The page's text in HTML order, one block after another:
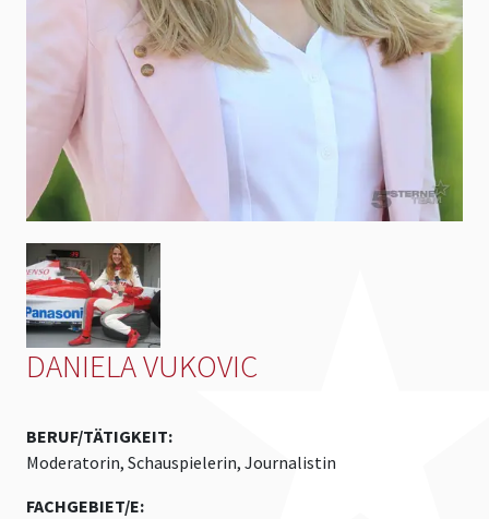
DANIELA VUKOVIC
BERUF/TÄTIGKEIT:
Moderatorin, Schauspielerin, Journalistin
FACHGEBIET/E: